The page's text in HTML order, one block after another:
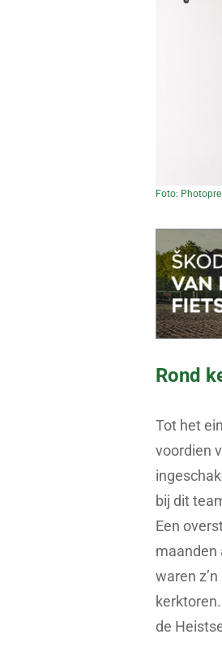
Foto:
Rond
Tot het
voordien
bij dit
Een
maanden
waren
de